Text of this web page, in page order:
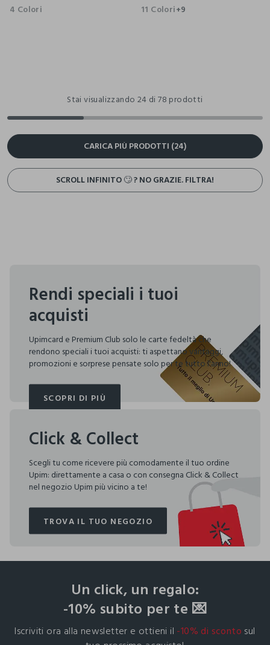
4 Colori 11 Colori+9
Stai visualizzando 24 di 78 prodotti
CARICA PIÙ PRODOTTI (24)
SCROLL INFINITO 🙄 ? NO GRAZIE. FILTRA!
Rendi speciali i tuoi
acquisti
Upimcard e Premium Club solo le carte fedeltà che
rendono speciali i tuoi acquisti: ti aspettano vantaggi,
promozioni e sorprese pensate solo per te tutto l'anno!
SCOPRI DI PIÙ
SCOPRI DI PIÙ
Click & Collect
Scegli tu come ricevere più comodamente il tuo ordine
Upim: direttamente a casa o con consegna Click & Collect
nel negozio Upim più vicino a te!
TROVA IL TUO NEGOZIO
TROVA IL TUO NEGOZIO
Un click, un regalo:
-10% subito per te 💌
Iscriviti ora alla newsletter e ottieni il -10% di sconto sul